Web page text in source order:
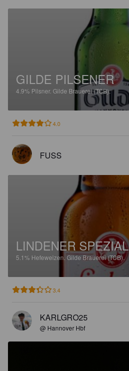
GILDE PILSENER
4.9% Pilsner. Gilde Brauerei (TCB).
4.0
FUSS
LINDENER SPEZIAL
5.1% Hefeweizen. Gilde Brauerei (TCB).
3.4
KARLGRO25
@ Hannover Hbf